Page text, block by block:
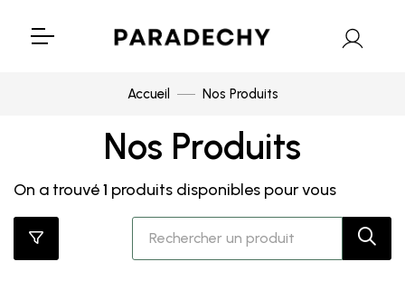
Accueil Nos Produits
Nos Produits
On a trouvé1 produits disponibles pour vous